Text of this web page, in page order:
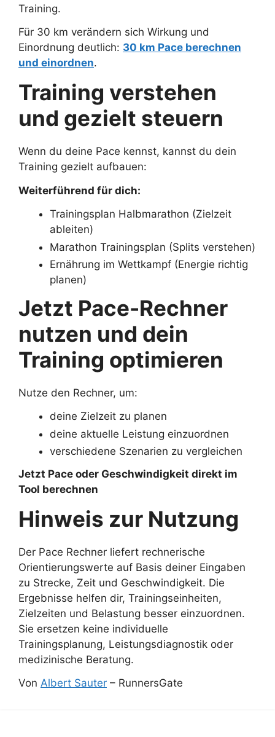
Training.
Für 30 km verändern sich Wirkung und
Einordnung deutlich: 30 km Pace berechnen
und einordnen.
Training verstehen
und gezielt steuern
Wenn du deine Pace kennst, kannst du dein
Training gezielt aufbauen:
Weiterführend für dich:
Trainingsplan Halbmarathon (Zielzeit
ableiten)
Marathon Trainingsplan (Splits verstehen)
Ernährung im Wettkampf (Energie richtig
planen)
Jetzt Pace-Rechner
nutzen und dein
Training optimieren
Nutze den Rechner, um:
deine Zielzeit zu planen
deine aktuelle Leistung einzuordnen
verschiedene Szenarien zu vergleichen
Jetzt Pace oder Geschwindigkeit direkt im
Tool berechnen
Hinweis zur Nutzung
Der Pace Rechner liefert rechnerische
Orientierungswerte auf Basis deiner Eingaben
zu Strecke, Zeit und Geschwindigkeit. Die
Ergebnisse helfen dir, Trainingseinheiten,
Zielzeiten und Belastung besser einzuordnen.
Sie ersetzen keine individuelle
Trainingsplanung, Leistungsdiagnostik oder
medizinische Beratung.
Von Albert Sauter – RunnersGate